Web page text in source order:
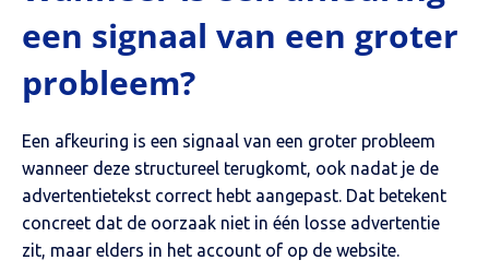
een signaal van een groter
probleem?
Een afkeuring is een signaal van een groter probleem
wanneer deze structureel terugkomt, ook nadat je de
advertentietekst correct hebt aangepast. Dat betekent
concreet dat de oorzaak niet in één losse advertentie
zit, maar elders in het account of op de website.